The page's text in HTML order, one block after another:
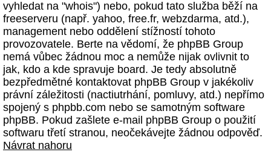
vyhledat na "whois") nebo, pokud tato služba běží na
freeserveru (např. yahoo, free.fr, webzdarma, atd.),
management nebo oddělení stížností tohoto
provozovatele. Berte na vědomí, že phpBB Group
nemá vůbec žádnou moc a nemůže nijak ovlivnit to
jak, kdo a kde spravuje board. Je tedy absolutně
bezpředmětné kontaktovat phpBB Group v jakékoliv
právní záležitosti (nactiutrhání, pomluvy, atd.) nepřímo
spojený s phpbb.com nebo se samotným software
phpBB. Pokud zašlete e-mail phpBB Group o použití
softwaru třetí stranou, neočekávejte žádnou odpověď.
Návrat nahoru